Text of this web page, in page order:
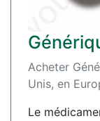
Acheter
Unis, en
Le